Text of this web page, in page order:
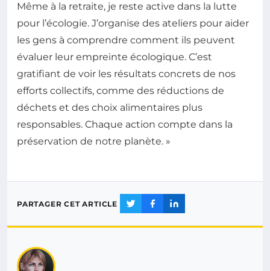
Même à la retraite, je reste active dans la lutte
pour l’écologie. J’organise des ateliers pour aider
les gens à comprendre comment ils peuvent
évaluer leur empreinte écologique. C’est
gratifiant de voir les résultats concrets de nos
efforts collectifs, comme des réductions de
déchets et des choix alimentaires plus
responsables. Chaque action compte dans la
préservation de notre planète. »
PARTAGER CET ARTICLE